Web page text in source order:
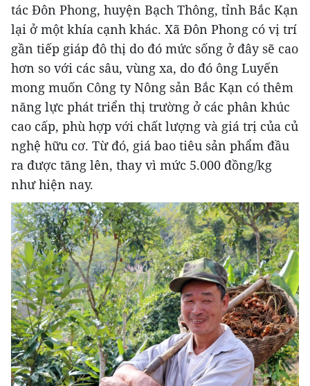
tác Đôn Phong, huyện Bạch Thông, tỉnh Bắc Kạn
lại ở một khía cạnh khác. Xã Đôn Phong có vị trí
gần tiếp giáp đô thị do đó mức sống ở đây sẽ cao
hơn so với các sâu, vùng xa, do đó ông Luyến
mong muốn Công ty Nông sản Bắc Kạn có thêm
năng lực phát triển thị trường ở các phân khúc
cao cấp, phù hợp với chất lượng và giá trị của củ
nghệ hữu cơ. Từ đó, giá bao tiêu sản phẩm đầu
ra được tăng lên, thay vì mức 5.000 đồng/kg
như hiện nay.